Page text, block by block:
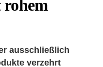
ausschließlich
verzehrt